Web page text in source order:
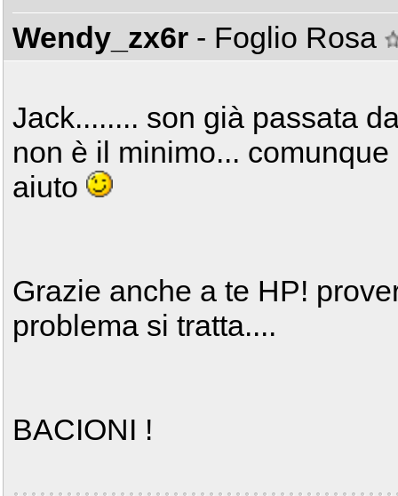
Wendy_zx6r - Foglio Rosa
Jack........ son già passata
non è il minimo...
aiuto
Grazie anche a te HP!
problema si tratta....
BACIONI !